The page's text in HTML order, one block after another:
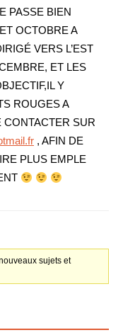
PASSE BIEN
OCTOBRE A
VERS L’EST
ET LES
Y
ROUGES A
SUR
, AFIN DE
PLUS EMPLE
sujets et